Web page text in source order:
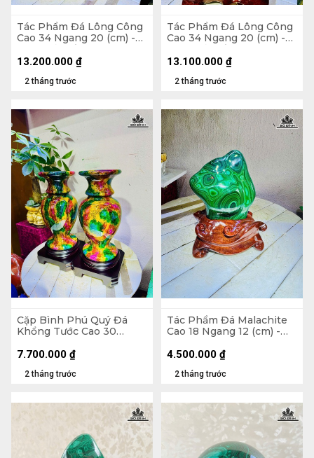
Tác Phẩm Đá Lông Công
Cao 34 Ngang 20 (cm) -
6,5kg Cả Đế
2 tháng trước
13.200.000 ₫
Tác Phẩm Đá Lông Công
Cao 34 Ngang 20 (cm) -
6,5kg Cả Đế
2 tháng trước
13.100.000 ₫
Cặp Bình Phú Quý Đá
Khổng Tước Cao 30
7,5kg
2 tháng trước
7.700.000 ₫
Tác Phẩm Đá Malachite
Cao 18 Ngang 12 (cm) -
2 tháng trước
4.500.000 ₫